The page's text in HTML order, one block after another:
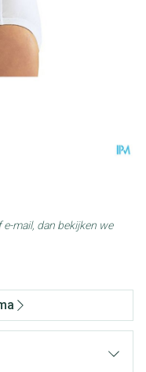
mail, dan bekijken we